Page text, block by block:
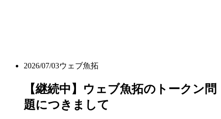
2026/07/03ウェブ魚拓
【継続中】ウェブ魚拓のトークン問
題につきまして